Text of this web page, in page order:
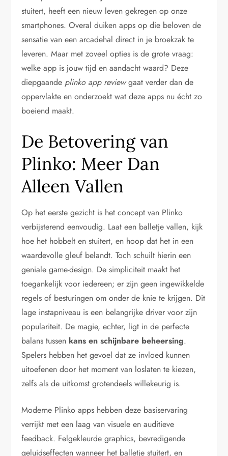
stuitert, heeft een nieuw leven gekregen op onze
smartphones. Overal duiken apps op die beloven de
sensatie van een arcadehal direct in je broekzak te
leveren. Maar met zoveel opties is de grote vraag:
welke app is jouw tijd en aandacht waard? Deze
diepgaande plinko app reviewgaat verder dan de
oppervlakte en onderzoekt wat deze apps nu écht zo
boeiend maakt.
De Betovering van
Plinko: Meer Dan
Alleen Vallen
Op het eerste gezicht is het concept van Plinko
verbijsterend eenvoudig. Laat een balletje vallen, kijk
hoe het hobbelt en stuitert, en hoop dat het in een
waardevolle gleuf belandt. Toch schuilt hierin een
geniale game-design. De simpliciteit maakt het
toegankelijk voor iedereen; er zijn geen ingewikkelde
regels of besturingen om onder de knie te krijgen. Dit
lage instapniveau is een belangrijke driver voor zijn
populariteit. De magie, echter, ligt in de perfecte
balans tussen kans en schijnbare beheersing.
Spelers hebben het gevoel dat ze invloed kunnen
uitoefenen door het moment van loslaten te kiezen,
zelfs als de uitkomst grotendeels willekeurig is.
Moderne Plinko apps hebben deze basiservaring
verrijkt met een laag van visuele en auditieve
feedback. Felgekleurde graphics, bevredigende
geluidseffecten wanneer het balletje stuitert, en